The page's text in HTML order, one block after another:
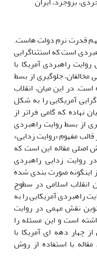
قدرت نرم دولت هاست.
است که استثناگرایی
راهبردی آمریکا با
مخالفان، جلوگیری از بسط
در این میان، انقلاب
آمریکایی را به شکل
نهاده که گامی فراتر از
از بسط روایت راهبردی
مفهوم «روایت زدایی»
اصلی مقاله این است که
روایت زدایی راهبردی
اینگونه صورت بندی شده
انقلاب اسلامی در سطوح
راهبردی آمریکایی را به
نقش مهمی در روایت
است و این مسئله را
چهار دهه ای آمریکا با
با استفاده از روش